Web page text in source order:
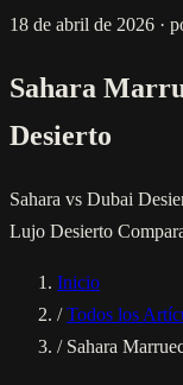
18 de abril de 2026 ·
Sahara
Desierto
Sahara vs Dubai
Lujo Desierto
Inicio
/ Todos los
/ Sahara